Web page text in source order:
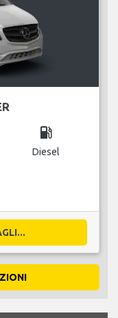
local_gas_station
Diesel